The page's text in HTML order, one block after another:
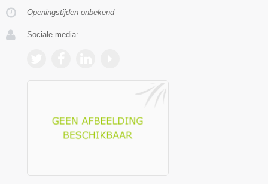
Openingstijden onbekend
Sociale media: